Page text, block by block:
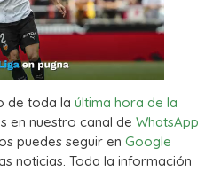
de toda la última hora de la
en nuestro canal de WhatsApp
puedes seguir en Google
noticias. Toda la información